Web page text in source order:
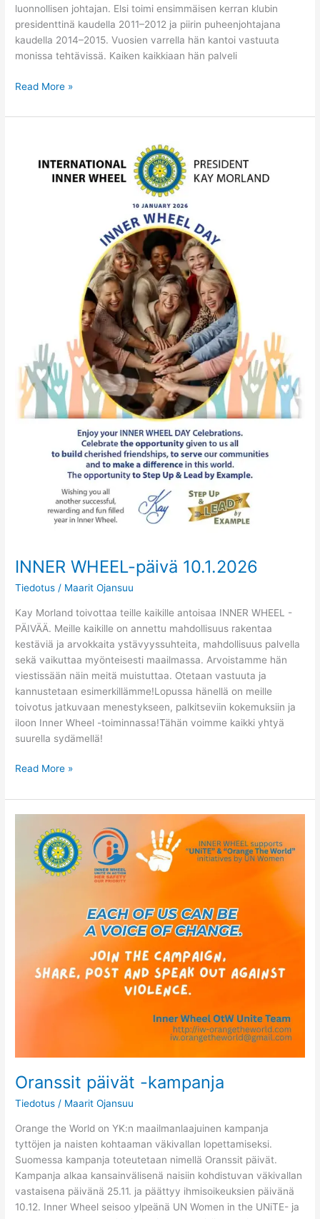
luonnollisen johtajan. Elsi toimi ensimmäisen kerran klubin
presidenttinä kaudella 2011–2012 ja piirin puheenjohtajana
kaudella 2014–2015. Vuosien varrella hän kantoi vastuuta
monissa tehtävissä. Kaiken kaikkiaan hän palveli
Read More »
INNER WHEEL-päivä 10.1.2026
Tiedotus / Maarit Ojansuu
Kay Morland toivottaa teille kaikille antoisaa INNER WHEEL -
PÄIVÄÄ. Meille kaikille on annettu mahdollisuus rakentaa
kestäviä ja arvokkaita ystävyyssuhteita, mahdollisuus palvella
sekä vaikuttaa myönteisesti maailmassa. Arvoistamme hän
viestissään näin meitä muistuttaa. Otetaan vastuuta ja
kannustetaan esimerkillämme!Lopussa hänellä on meille
toivotus jatkuvaan menestykseen, palkitseviin kokemuksiin ja
iloon Inner Wheel -toiminnassa!Tähän voimme kaikki yhtyä
suurella sydämellä!
päivä
10.1.2026
Read More »
Oranssit päivät -kampanja
Tiedotus / Maarit Ojansuu
Orange the World on YK:n maailmanlaajuinen kampanja
tyttöjen ja naisten kohtaaman väkivallan lopettamiseksi.
Suomessa kampanja toteutetaan nimellä Oranssit päivät.
Kampanja alkaa kansainvälisenä naisiin kohdistuvan väkivallan
vastaisena päivänä 25.11. ja päättyy ihmisoikeuksien päivänä
10.12. Inner Wheel seisoo ylpeänä UN Women in the UNiTE- ja
päivät
kampanja